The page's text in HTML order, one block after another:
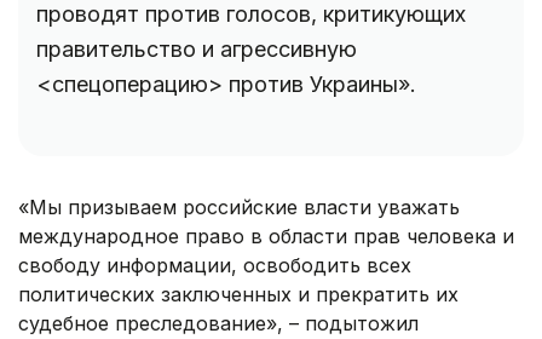
проводят против голосов, критикующих
правительство и агрессивную
<спецоперацию> против Украины».
«Мы призываем российские власти уважать
международное право в области прав человека и
свободу информации, освободить всех
политических заключенных и прекратить их
судебное преследование», – подытожил